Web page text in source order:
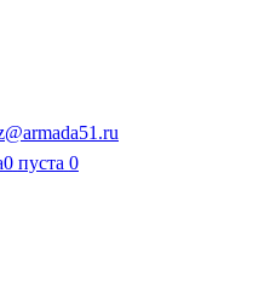
0 пуста 0